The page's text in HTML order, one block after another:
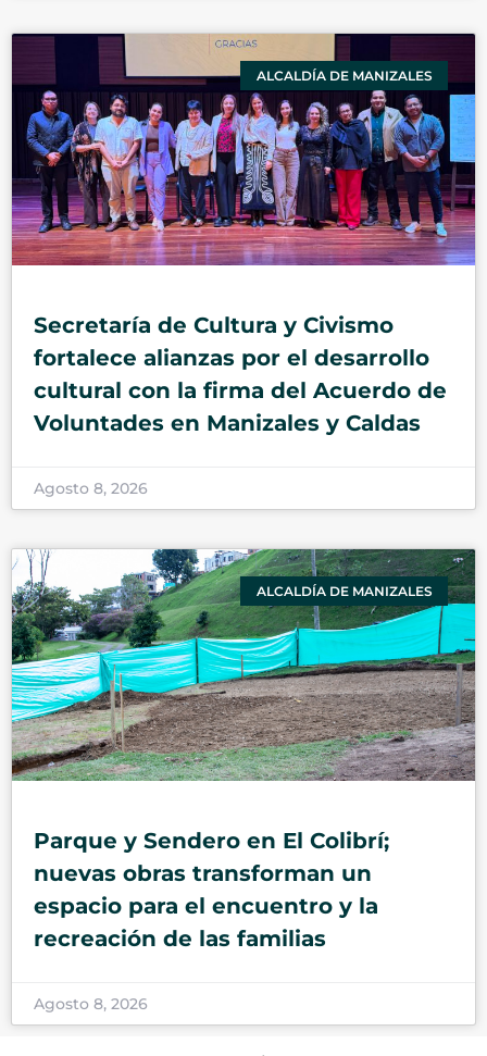
ALCALDÍA DE MANIZALES
Secretaría de Cultura y Civismo
fortalece alianzas por el desarrollo
cultural con la firma del Acuerdo de
Voluntades en Manizales y Caldas
Agosto 8, 2026
ALCALDÍA DE MANIZALES
Parque y Sendero en El Colibrí;
nuevas obras transforman un
espacio para el encuentro y la
recreación de las familias
Agosto 8, 2026